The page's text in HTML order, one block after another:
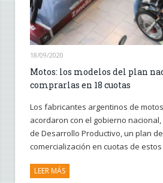
18/09/2020
Motos: los modelos del plan
comprarlas en 18 cuotas
Los fabricantes argentinos de
acordaron con el gobierno
de Desarrollo Productivo, un plan
comercialización en cuotas de
LEER MÁS